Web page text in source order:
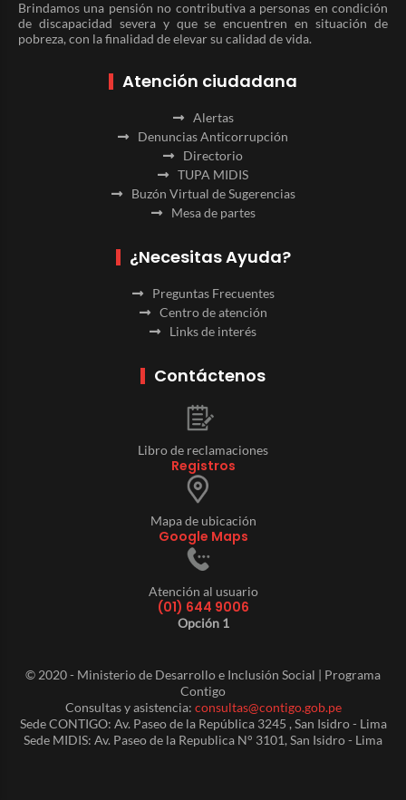
Brindamos una pensión no contributiva a personas en condición
de discapacidad severa y que se encuentren en situación de
pobreza, con la finalidad de elevar su calidad de vida.
Atención ciudadana
Alertas
Denuncias Anticorrupción
Directorio
TUPA MIDIS
Buzón Virtual de Sugerencias
Mesa de partes
¿Necesitas Ayuda?
Preguntas Frecuentes
Centro de atención
Links de interés
Contáctenos
Libro de reclamaciones
Registros
Mapa de ubicación
Google Maps
Atención al usuario
(01) 644 9006
Opción 1
© 2020 - Ministerio de Desarrollo e Inclusión Social | Programa
Contigo
Consultas y asistencia: consultas@contigo.gob.pe
Sede CONTIGO: Av. Paseo de la República 3245 , San Isidro - Lima
Sede MIDIS: Av. Paseo de la Republica N° 3101, San Isidro - Lima